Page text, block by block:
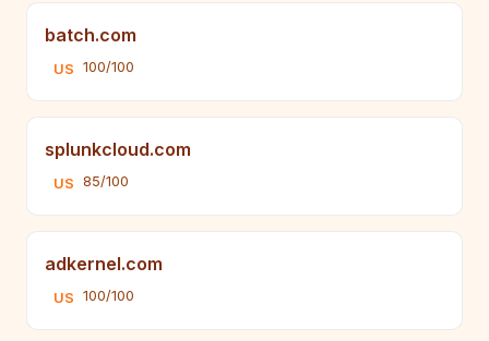
batch.com
US 100/100
splunkcloud.com
US 85/100
adkernel.com
US 100/100